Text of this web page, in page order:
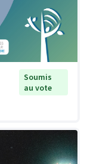
Soumis
au vote